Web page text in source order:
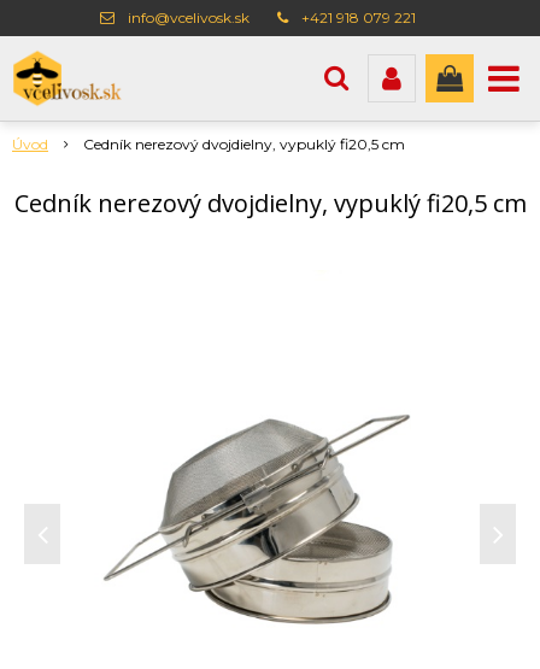
info@vcelivosk.sk +421 918 079 221
Úvod Cedník nerezový dvojdielny, vypuklý fi20,5 cm
Cedník nerezový dvojdielny, vypuklý fi20,5 cm